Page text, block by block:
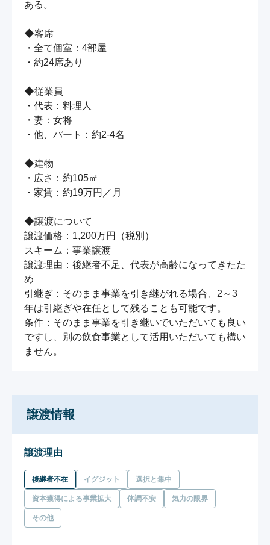
ある。
◆客席
・全て個室：4部屋
・約24席あり
◆従業員
・代表：料理人
・妻：女将
・他、パート：約2-4名
◆建物
・広さ：約105㎡
・家賃：約19万円／月
◆譲渡について
譲渡価格：1,200万円（税別）
スキーム：事業譲渡
譲渡理由：後継者不足、代表が高齢になってきたた
め
引継ぎ：そのまま事業を引き継がれる場合、2～3
年は引継ぎや在任として残ることも可能です。
条件：そのまま事業を引き継いでいただいても良い
ですし、別の飲食事業として活用いただいても構い
ません。
譲渡情報
譲渡理由
後継者不在 イグジット 選択と集中
資本獲得による事業拡大 体調不安 気力の限界
その他